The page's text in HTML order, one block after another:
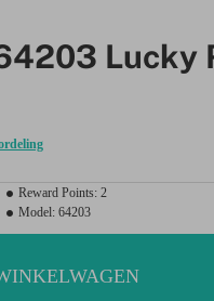
Lucky
Reward Points: 2
Model: 64203